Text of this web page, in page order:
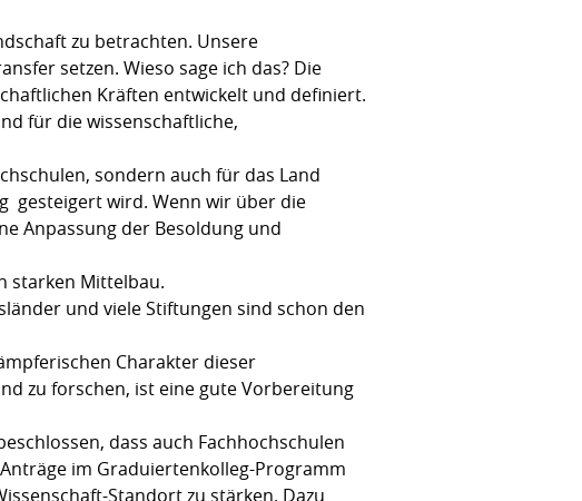
zu betrachten. Unsere
setzen. Wieso sage ich das? Die
Kräften entwickelt und definiert.
für die wissenschaftliche,
sondern auch für das Land
gesteigert wird. Wenn wir über die
Anpassung der Besoldung und
starken Mittelbau.
und viele Stiftungen sind schon den
Charakter dieser
zu forschen, ist eine gute Vorbereitung
dass auch Fachhochschulen
im Graduiertenkolleg-Programm
Standort zu stärken. Dazu